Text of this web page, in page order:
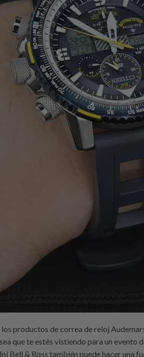
conseguir productos de correa de reloj de plástico, nylon, cuero o tela; los últimos tres tienen hebillas o broches de metal. Cuando la gente de Strapcode habla de "un buen reloj", generalmente se refieren a la correa de reemplazo de cuero de Seiko, pero hay mucho más que considerar al buscar el look adecuado para ti. Si estás comprando una nueva correa de reloj Turtle para un reloj viejo, considera tu estilo de nuevo Turtle de Seiko y la ocasión: no usarías un vestido de algodón blanco con lunares o una camisa en un trato de negocios de 10 millones de dólares (a menos que estés tratando de ser irónico). Aquí hay algunos tipos de correas de reloj que son excelentes para diferentes situaciones: Si tienes una reunión informal (como salir a almorzar con amigos), te sugiero que consigas la correa de reemplazo de reloj Omega de nylon porque es asequible y la correa de reloj Seiko Samurai puede encajar en casi cualquier situación. La correa de reloj Seiko Turtle se ve bien con atuendos casuales, como jeans y una camiseta. Mientras que la cara de un reloj puede ser cambiada por un toque estacional (o para combinar con tu atuendo), la correa de reemplazo de reloj Seiko es donde encontrarás el estilo más definitivo de tu reloj. Tenemos una guía sobre los conceptos básicos de las correas de reloj, junto con algunos consejos sobre cómo usar las opciones de correa de reloj Turtle. La mayoría de las correas de reloj están hechas con un resistente broche de metal de Seiko nuevo Turtle que conecta la correa Seiko SSA345 de manera segura a tu muñeca. Los broches de metal y las opciones de reemplazo de correa de reloj de 22 mm se utilizan a menudo en relojes deportivos porque son más duraderos que sus contrapartes de plástico. Sin embargo, si deseas que tus correas de reloj, especialmente la correa de reloj de 25 mm, sean mucho más elegantes y menos voluminosas, elige una correa de goma o cuero. Los estilos de correa de reloj de goma Audemars Piguet y las correas de reloj de cuero son ideales para el uso casual porque los productos de correa de reloj Horween son más ligeros y flexibles que los broches de metal. Además, la correa de reemplazo de reloj IWC viene en colores vibrantes que complementan cualquier atuendo. ¿Usas tu reloj sobre una manga o una camisa de manga larga? Si es así, entonces mantén la correa de reloj caqui oculta eligiendo una correa con un broche de plegado o una que se meta debajo de la manga; ¡nadie podrá verla! La correa de reemplazo de reloj de 20 mm también es útil cuando llevas un vestido o una blusa sin mangas y quieres mostrar tu nuevo accesorio elegante. Solo asegúrate de que tu reloj tenga suficientes agujeros en la correa de reloj de nobuck para que se ajuste cómodamente sobre la manga o la camisa. Eternos. Clásicos. Elegantes. Estos son todos términos para las correas de reloj Seiko nuevo Turtle que son versátiles, duraderas y cómodas de llevar. Ya sea que tengas una caja de metal o de plástico, puedes encontrar una correa de reloj Seiko SSA345 que se ajuste a tu estilo y haga que tu reloj se vea genial con el resto de tu atuendo (ya sea que lleves un traje o jeans y una camiseta). Las correas de reloj y los productos de reemplazo de correa de reloj de 22 mm también se pueden usar para hacer tu propia declaración: la